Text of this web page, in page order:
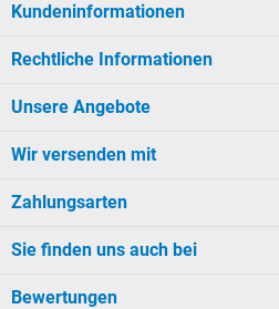
Kundeninformationen
Rechtliche Informationen
Unsere Angebote
Wir versenden mit
Zahlungsarten
Sie finden uns auch bei
Bewertungen